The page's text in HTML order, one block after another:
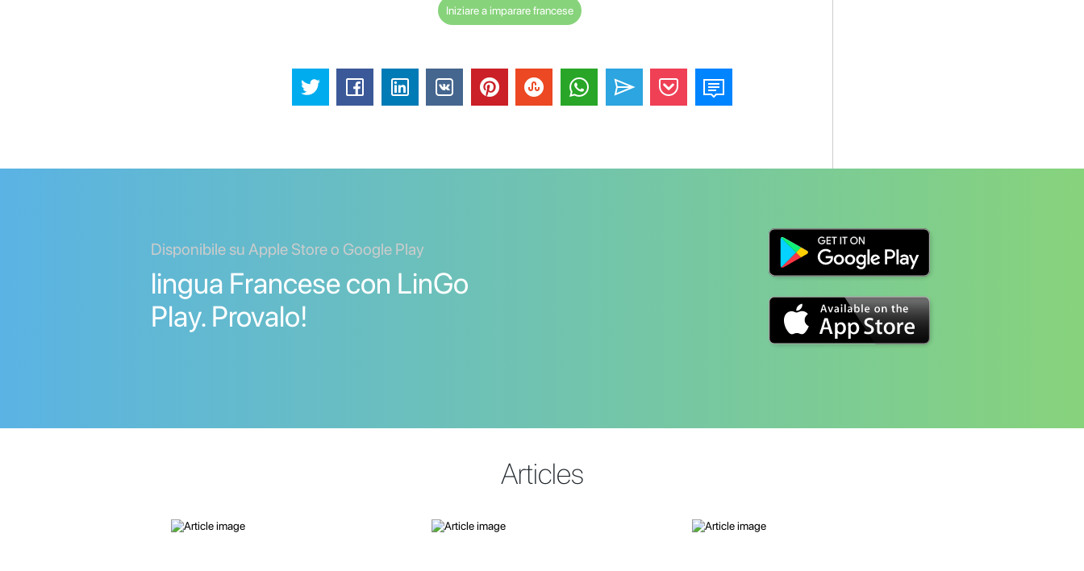
Iniziare a imparare francese
Disponibile su Apple Store o Google Play
lingua Francese con LinGo
Play. Provalo!
Articles